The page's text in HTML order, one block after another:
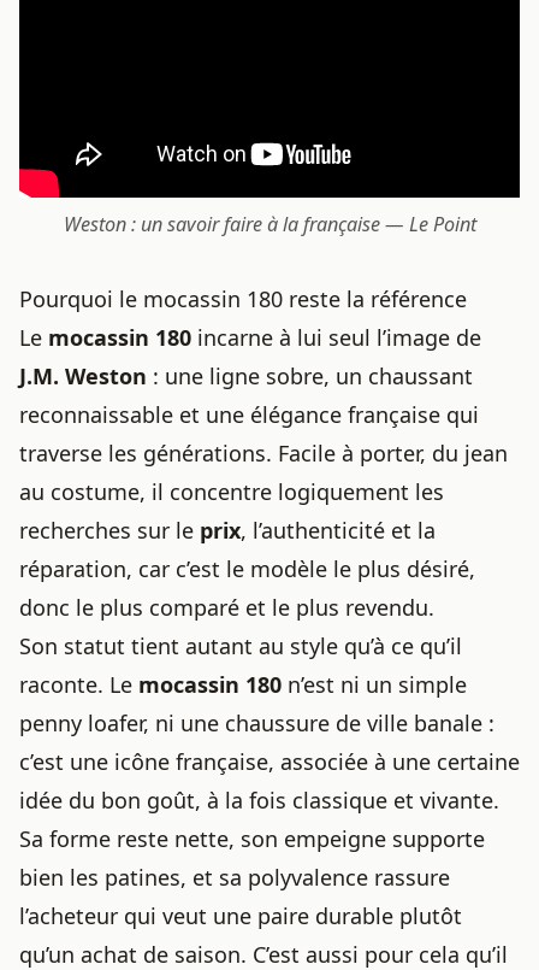
Weston : un savoir faire à la française — Le Point
Pourquoi le mocassin 180 reste la référence
Le mocassin 180 incarne à lui seul l’image de
J.M. Weston : une ligne sobre, un chaussant
reconnaissable et une élégance française qui
traverse les générations. Facile à porter, du jean
au costume, il concentre logiquement les
recherches sur le prix, l’authenticité et la
réparation, car c’est le modèle le plus désiré,
donc le plus comparé et le plus revendu.
Son statut tient autant au style qu’à ce qu’il
raconte. Le mocassin 180 n’est ni un simple
penny loafer, ni une chaussure de ville banale :
c’est une icône française, associée à une certaine
idée du bon goût, à la fois classique et vivante.
Sa forme reste nette, son empeigne supporte
bien les patines, et sa polyvalence rassure
l’acheteur qui veut une paire durable plutôt
qu’un achat de saison. C’est aussi pour cela qu’il